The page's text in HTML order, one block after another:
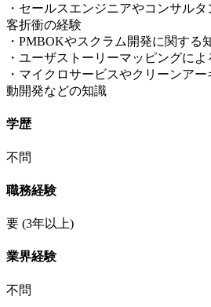
・セールスエンジニアやコンサル
客折衝の経験
・PMBOKやスクラム開発に関する
・ユーザストーリーマッピングに
・マイクロサービスやクリーンア
動開発などの知識
学歴
不問
職務経験
要 (3年以上)
業界経験
不問